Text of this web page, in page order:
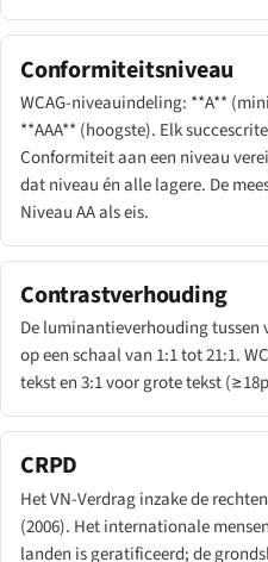
Conformiteitsniveau
WCAG-niveauindeling: **A**
**AAA** (hoogste). Elk
Conformiteit aan een niveau
dat niveau én alle lagere. De
Niveau AA als eis.
Contrastverhouding
De luminantieverhouding
op een schaal van 1:1 tot 21:1.
tekst en 3:1 voor grote tekst
CRPD
Het VN-Verdrag inzake de
(2006). Het internationale
landen is geratificeerd; de